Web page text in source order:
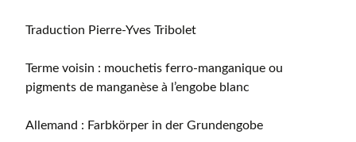
Traduction Pierre-Yves Tribolet
Terme voisin : mouchetis ferro-manganique ou
pigments de manganèse à l’engobe blanc
Allemand : Farbkörper in der Grundengobe